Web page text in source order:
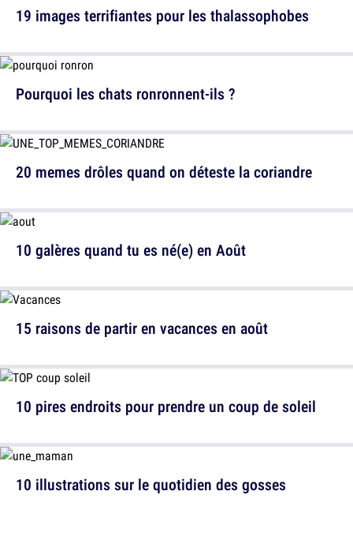
Pourquoi les chats ronronnent-ils ?
10 galères quand tu es né(e) en Août
10 pires endroits pour prendre un coup de soleil
19 images terrifiantes pour les thalassophobes
20 memes drôles quand on déteste la coriandre
15 raisons de partir en vacances en août
10 illustrations sur le quotidien des gosses